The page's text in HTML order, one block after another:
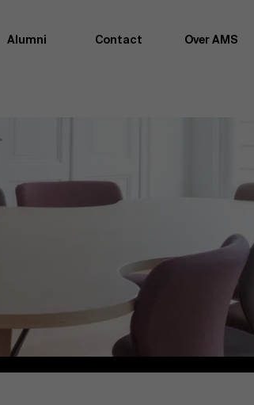
Als excellente managementschool willen wij
onderzoeksteam houden we de vinger aan de
bedrijfswetenschappen, management en
door nieuwe kennis te creëren via onderzoek
effectieve veranderingen te realiseren. Onze
. We doen
een globale mindset, maatschappelijk
Alumni Contact Over AMS